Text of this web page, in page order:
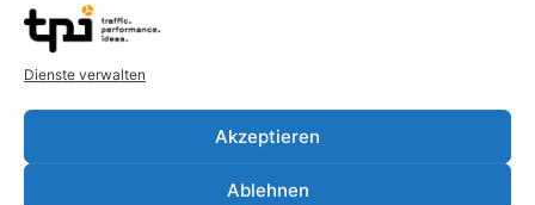
Dienste verwalten
Akzeptieren
Ablehnen
Blut-Hirn-Schranke, Blut-
Liqour-Schranke mit Tight
Junctions
Bildnummer: 3720
Ausführung wählen